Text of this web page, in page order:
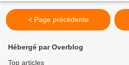
< Page précédente
Hébergé par Overblog
Top articles